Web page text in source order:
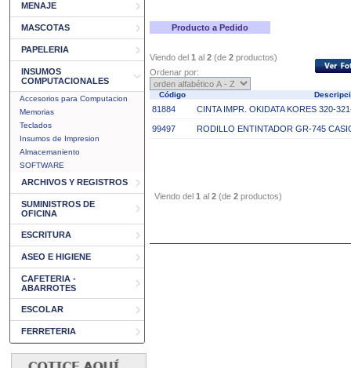
MENAJE
MASCOTAS
PAPELERIA
INSUMOS
COMPUTACIONALES
Accesorios para Computacion
Memorias
Teclados
Insumos de Impresion
Almacemaniento
SOFTWARE
ARCHIVOS Y REGISTROS
SUMINISTROS DE
OFICINA
ESCRITURA
ASEO E HIGIENE
CAFETERIA -
ABARROTES
ESCOLAR
FERRETERIA
Producto a Pedido
Viendo del 1 al 2 (de 2 productos)
Ordenar por:
Código
81884 CINTA IMPR. OKIDATA KORES 320-
99497 RODILLO ENTINTADOR GR-745
Viendo del 1 al 2 (de 2 productos)